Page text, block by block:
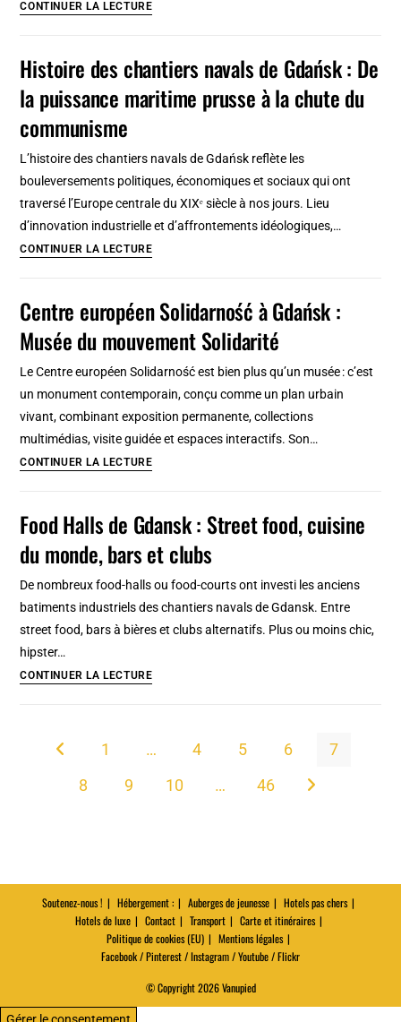
survivants
CONTINUER LA LECTUREIle
Sanctuaire
ornithologique
Histoire des chantiers navals de Gdańsk : De
la puissance maritime prusse à la chute du
communisme
L’histoire des chantiers navals de Gdańsk reflète les
bouleversements politiques, économiques et sociaux qui ont
traversé l’Europe centrale du XIXᵉ siècle à nos jours. Lieu
d’innovation industrielle et d’affrontements idéologiques,…
CONTINUER LA LECTUREHistoire
navals
de
puissance
maritime
à
la
chute
du
communisme
Centre européen Solidarność à Gdańsk :
Musée du mouvement Solidarité
Le Centre européen Solidarność est bien plus qu’un musée : c’est
un monument contemporain, conçu comme un plan urbain
vivant, combinant exposition permanente, collections
multimédias, visite guidée et espaces interactifs. Son…
CONTINUER LA LECTURECentre
à
Gdańsk
Food Halls de Gdansk : Street food, cuisine
du monde, bars et clubs
De nombreux food-halls ou food-courts ont investi les anciens
batiments industriels des chantiers navals de Gdansk. Entre
street food, bars à bières et clubs alternatifs. Plus ou moins chic,
hipster…
CONTINUER LA LECTUREFood
Street
bars
et
clubs
Go to the previous page
1 … 4 5 6
7
8
9 10 … 46 Aller à la page
Soutenez-nous ! Hébergement : Auberges de jeunesse
Hotels pas chers
Hotels de luxe
Contact Transport
Carte et itinéraires
Politique de cookies (EU)
Mentions légales
Facebook / Pinterest / Instagram / Youtube / Flickr
© Copyright 2026 Vanupied
Gérer le consentement